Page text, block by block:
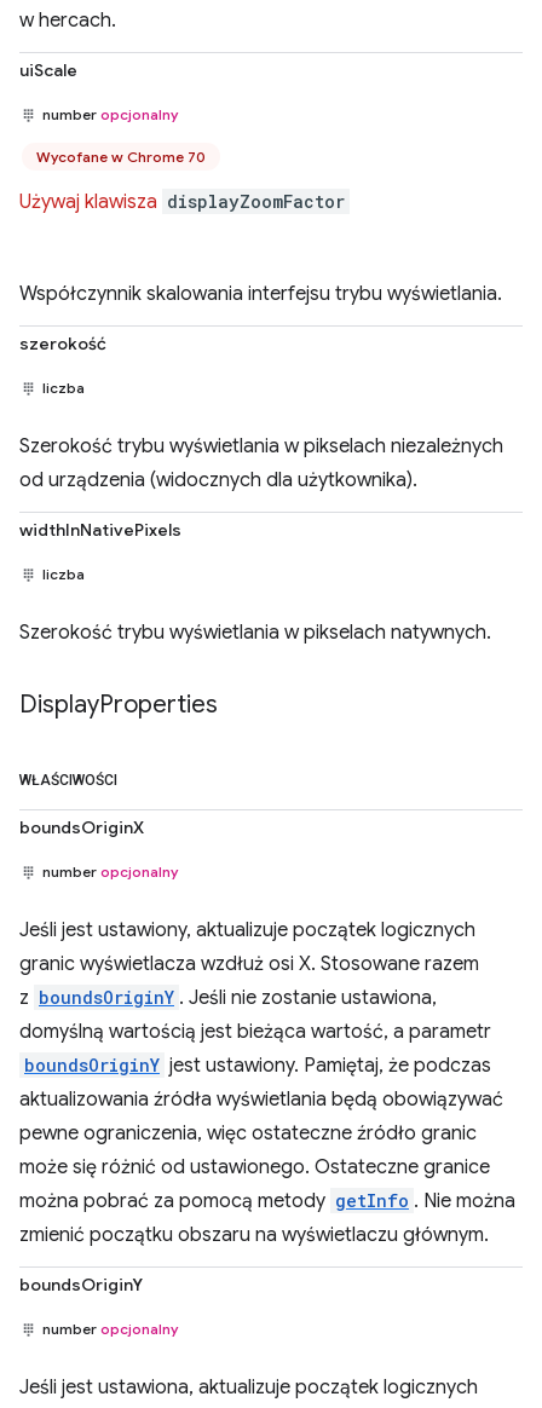
w hercach.
uiScale
number opcjonalny
Wycofane w Chrome 70
Używaj klawisza displayZoomFactor
Współczynnik skalowania interfejsu trybu wyświetlania.
szerokość
liczba
Szerokość trybu wyświetlania w pikselach niezależnych
od urządzenia (widocznych dla użytkownika).
widthInNativePixels
liczba
Szerokość trybu wyświetlania w pikselach natywnych.
DisplayProperties
WŁAŚCIWOŚCI
boundsOriginX
number opcjonalny
Jeśli jest ustawiony, aktualizuje początek logicznych
granic wyświetlacza wzdłuż osi X. Stosowane razem
z boundsOriginY . Jeśli nie zostanie ustawiona,
domyślną wartością jest bieżąca wartość, a parametr
boundsOriginY jest ustawiony. Pamiętaj, że podczas
aktualizowania źródła wyświetlania będą obowiązywać
pewne ograniczenia, więc ostateczne źródło granic
może się różnić od ustawionego. Ostateczne granice
można pobrać za pomocą metody getInfo . Nie można
zmienić początku obszaru na wyświetlaczu głównym.
boundsOriginY
number opcjonalny
Jeśli jest ustawiona, aktualizuje początek logicznych